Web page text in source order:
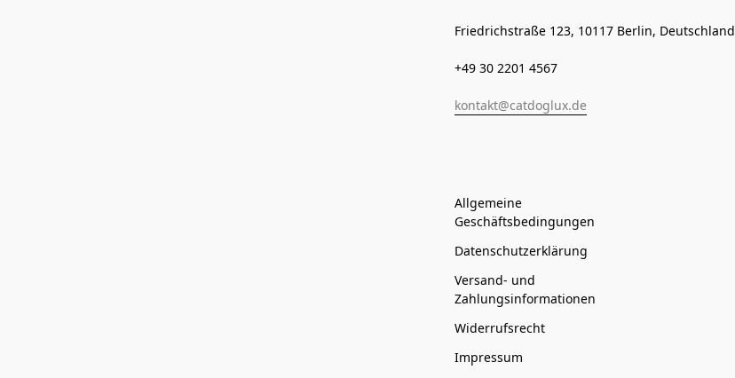
Friedrichstraße 123, 10117 Berlin, Deutschland
+49 30 2201 4567
kontakt@catdoglux.de
Allgemeine
Geschäftsbedingungen
Datenschutzerklärung
Versand- und
Zahlungsinformationen
Widerrufsrecht
Impressum